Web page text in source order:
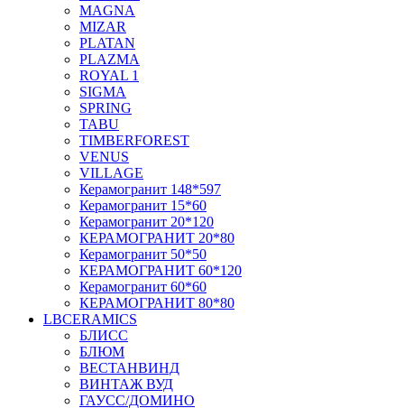
MAGNA
MIZAR
PLATAN
PLAZMA
ROYAL 1
SIGMA
SPRING
TABU
TIMBERFOREST
VENUS
VILLAGE
Керамогранит 148*597
Керамогранит 15*60
Керамогранит 20*120
КЕРАМОГРАНИТ 20*80
Керамогранит 50*50
КЕРАМОГРАНИТ 60*120
Керамогранит 60*60
КЕРАМОГРАНИТ 80*80
LBCERAMICS
БЛИСС
БЛЮМ
ВЕСТАНВИНД
ВИНТАЖ ВУД
ГАУСС/ДОМИНО